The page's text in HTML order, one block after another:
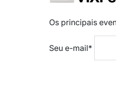
Os principais
Seu e-mail*